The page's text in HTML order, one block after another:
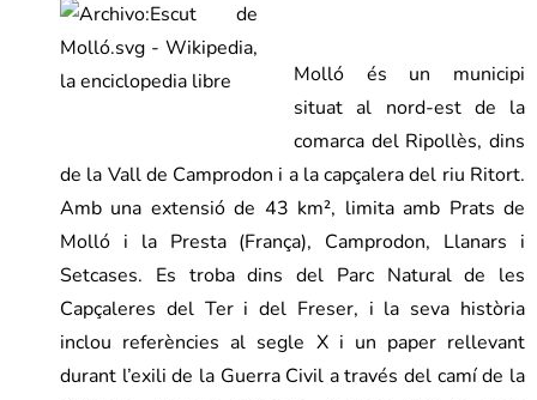
Molló és un municipi
situat al nord-est de la
comarca del Ripollès, dins
de la Vall de Camprodon i a la capçalera del riu Ritort.
Amb una extensió de 43 km², limita amb Prats de
Molló i la Presta (França), Camprodon, Llanars i
Setcases. Es troba dins del Parc Natural de les
Capçaleres del Ter i del Freser, i la seva història
inclou referències al segle X i un paper rellevant
durant l’exili de la Guerra Civil a través del camí de la